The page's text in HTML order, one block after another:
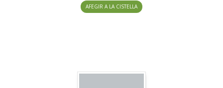
AFEGIR A LA CISTELLA